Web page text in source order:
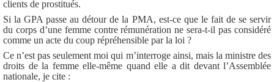
clients de prostitués.
Si la GPA passe au détour de la PMA, est-ce que le fait de se servir
du corps d’une femme contre rémunération ne sera-t-il pas considéré
comme un acte du coup répréhensible par la loi ?
Ce n’est pas seulement moi qui m’interroge ainsi, mais la ministre des
droits de la femme elle-même quand elle a dit devant l’Assemblée
nationale, je cite :